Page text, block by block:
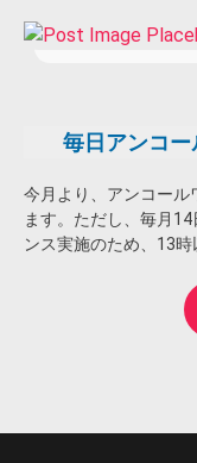
毎日アンコ
今月より、アンコール
ます。ただし、毎月
ンス実施のため、13時